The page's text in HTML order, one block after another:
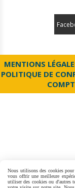
MENTIONS
POLITIQUE DE
Nous utilisons des cookies
vous offrir une meilleure
utiliser des cookies ou d'autres